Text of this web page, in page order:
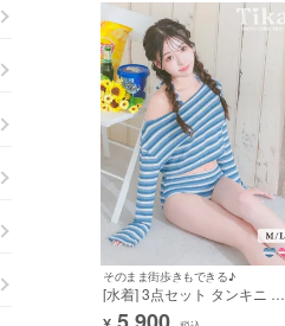
そのまま街歩きもできる♪
[水着] 3点セット タンキニ ボ
ーダー柄 トップス付き 長袖